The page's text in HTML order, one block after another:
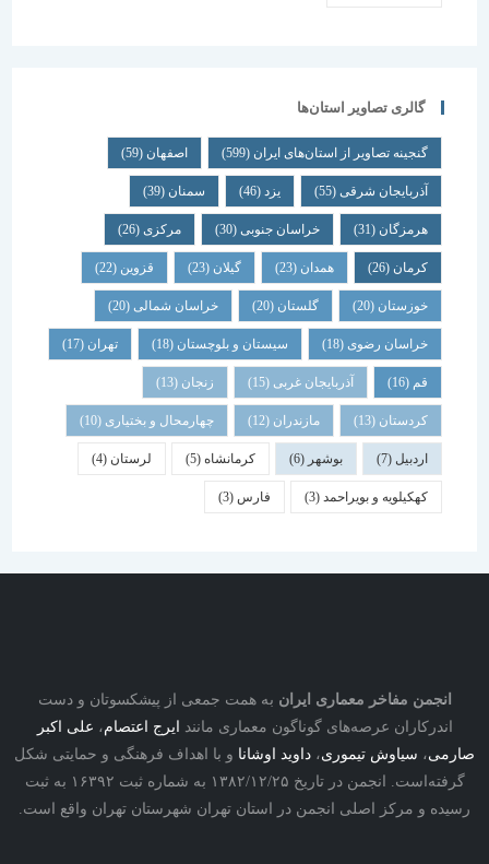
گالری تصاویر استان‌ها
گنجینه تصاویر از استان‌های ایران(599) اصفهان (59)
آذربایجان شرقی(55) یزد سمنان (39)
هرمزگان(31) خراسان جنوبی(30) مرکزی (26)
همدان گیلان قزوین
خوزستان(20) گلستان (20) خراسان شمالی(20)
خراسان رضوی(18) سیستان و بلوچستان(18) تهران
آذربایجان غربی(15) زنجان
کردستان(13) مازندران(12) چهارمحال و بختیاری (10)
بوشهر کرمانشاه(5) لرستان (4)
کهکیلویه و بویراحمد(3) فارس
مفاخر معماری ایرانبه همت جمعی از پیشکسوتان و دست
عرصه‌های گوناگون معماری مانندایرج اعتصام،علی اکبر
،سیاوش تیموری،داوید اوشانا و با اهداف فرهنگی و حمایتی شکل
گرفته‌است. انجمن در تاریخ ۱۳۸۲/۱۲/۲۵ به شماره ثبت ۱۶۳۹۲ به ثبت
و مرکز اصلی انجمن در استان تهران شهرستان تهران واقع است.